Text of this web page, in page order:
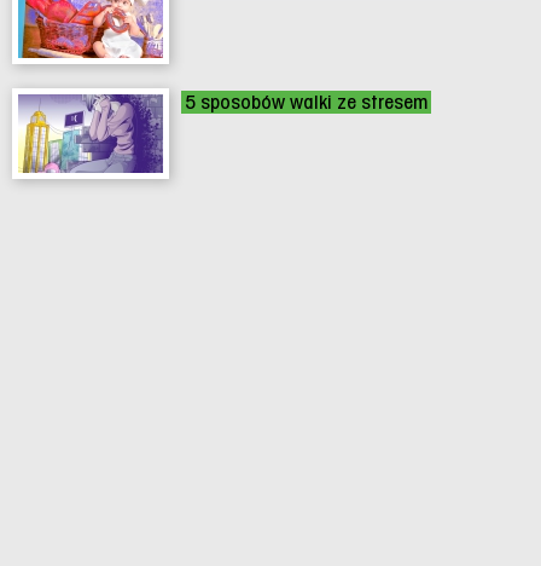
5 sposobów walki ze stresem